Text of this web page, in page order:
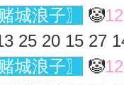
城浪子〗 🤡
25 20 15 27
城浪子〗 🤡